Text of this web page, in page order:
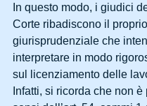
In questo modo, i giudici
Corte ribadiscono il
giurisprudenziale che
interpretare in modo
sul licenziamento delle
Infatti, si ricorda che non